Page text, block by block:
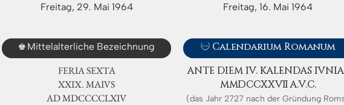
Freitag, 29. Mai 1964
Freitag, 16. Mai 1964
♚ Mittelalterliche Bezeichnung
FERIA SEXTA
ⅩⅩⅨ. MAIVS
AD ⅯⅮⅭⅭⅭⅭⅬⅩⅣ
 Calendarium Romanum
ANTE DIEM IV. KA­LEN­DAS
ⅯⅯⅮⅭⅭⅩⅩⅦ A.V.C.
(das Jahr 2727 nach der Gründung